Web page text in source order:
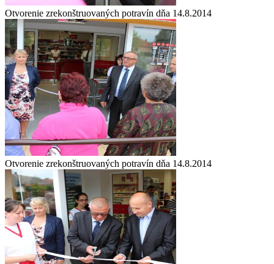
Otvorenie zrekonštruovaných potravín dňa 14.8.2014
Otvorenie zrekonštruovaných potravín dňa 14.8.2014